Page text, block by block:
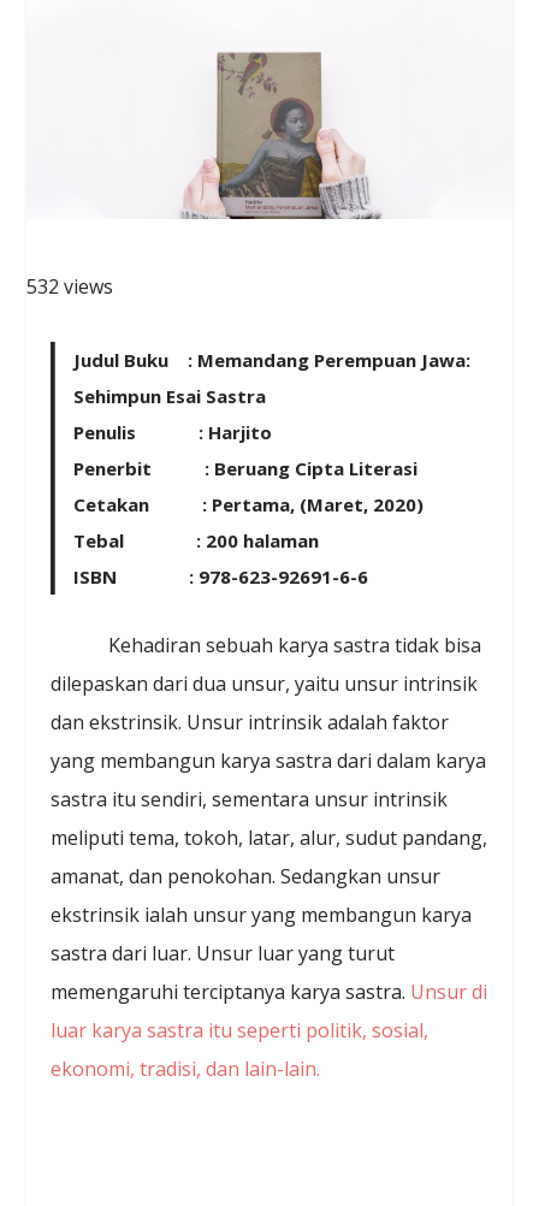
532 views
Judul Buku : Memandang Perempuan Jawa:
Sehimpun Esai Sastra
Penulis : Harjito
Penerbit : Beruang Cipta Literasi
Cetakan : Pertama, (Maret, 2020)
Tebal : 200 halaman
ISBN : 978-623-92691-6-6
Kehadiran sebuah karya sastra tidak bisa
dilepaskan dari dua unsur, yaitu unsur intrinsik
dan ekstrinsik. Unsur intrinsik adalah faktor
yang membangun karya sastra dari dalam karya
sastra itu sendiri, sementara unsur intrinsik
meliputi tema, tokoh, latar, alur, sudut pandang,
amanat, dan penokohan. Sedangkan unsur
ekstrinsik ialah unsur yang membangun karya
sastra dari luar. Unsur luar yang turut
memengaruhi terciptanya karya sastra. Unsur di
luar karya sastra itu seperti politik, sosial,
ekonomi, tradisi, dan lain-lain.